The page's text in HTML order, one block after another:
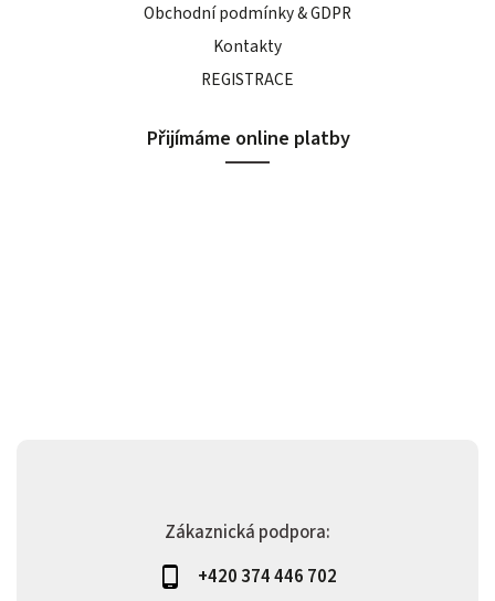
Zákaznická podpora:
+420 374 446 702
Obchodní podmínky & GDPR
Kontakty
REGISTRACE
Přijímáme online platby